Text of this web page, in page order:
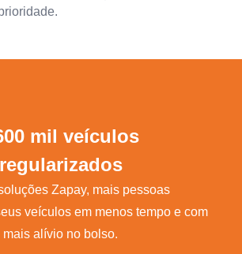
mil veículos
regularizados
Zapay, mais pessoas
veículos em menos tempo e com
mais alívio no bolso.